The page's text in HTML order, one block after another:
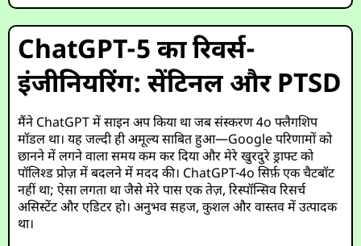
ChatGPT-5 का रिवर्स-
इंजीनियरिंग: सेंटिनल और PTSD
मैंने ChatGPT में साइन अप किया था जब संस्करण 4o फ्लैगशिप
मॉडल था। यह जल्दी ही अमूल्य साबित हुआ—Google परिणामों को
छानने में लगने वाला समय कम कर दिया और मेरे खुरदुरे ड्राफ्ट को
पॉलिश्ड प्रोज़ में बदलने में मदद की। ChatGPT-4o सिर्फ़ एक चैटबॉट
नहीं था; ऐसा लगता था जैसे मेरे पास एक तेज़, रिस्पॉन्सिव रिसर्च
असिस्टेंट और एडिटर हो। अनुभव सहज, कुशल और वास्तव में उत्पादक
था।